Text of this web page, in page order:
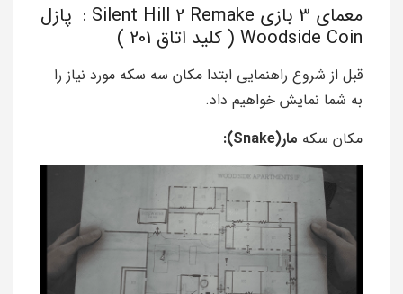
معمای 3 بازی Silent Hill 2 Remake : پازل
Woodside Coin ( کلید اتاق 201 )
قبل از شروع راهنمایی ابتدا مکان سه سکه مورد نیاز را
به شما نمایش خواهیم داد.
مکان سکه مار(Snake):